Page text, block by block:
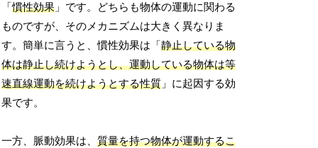
「慣性効果 」です。どちらも物体の運動に関わる
ものですが、そのメカニズムは大きく異なりま
す。簡単に言うと、慣性効果は「静止している物
体は静止し続けようとし、運動している物体は等
速直線運動を続けようとする性質 」に起因する効
果です。
一方、脈動効果は、質量を持つ物体が運動するこ